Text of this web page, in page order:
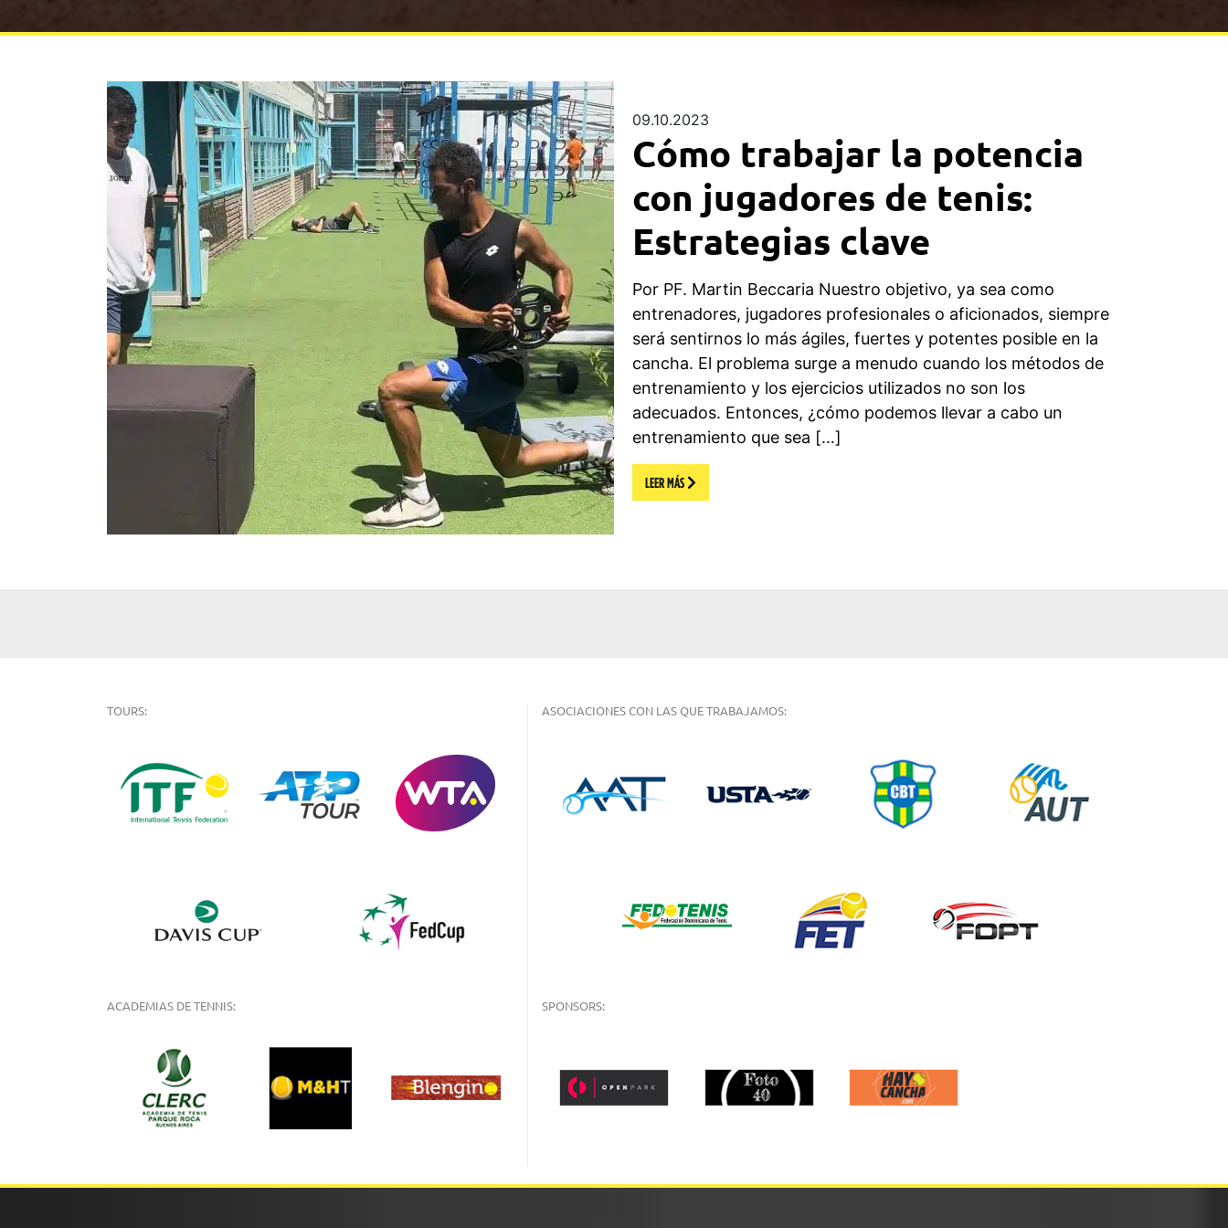
09.10.2023
Cómo trabajar la potencia
con jugadores de tenis:
Estrategias clave
Por PF. Martin Beccaria Nuestro objetivo, ya sea como
entrenadores, jugadores profesionales o aficionados, siempre
será sentirnos lo más ágiles, fuertes y potentes posible en la
cancha. El problema surge a menudo cuando los métodos de
entrenamiento y los ejercicios utilizados no son los
adecuados. Entonces, ¿cómo podemos llevar a cabo un
entrenamiento que sea […]
LEER MÁS
TOURS:
ACADEMIAS DE TENNIS:
ASOCIACIONES CON LAS QUE TRABAJAMOS:
SPONSORS: